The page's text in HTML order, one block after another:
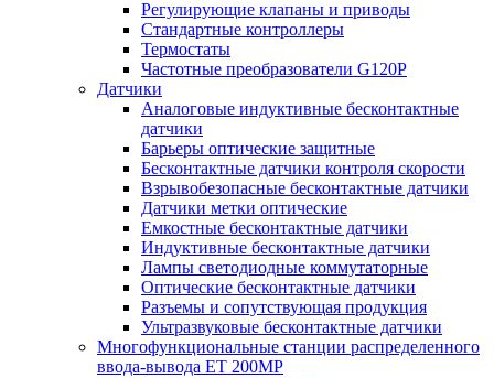
Регулирующие клапаны и приводы
Стандартные контроллеры
Термостаты
Частотные преобразователи G120P
Датчики
Аналоговые индуктивные бесконтактные
датчики
Барьеры оптические защитные
Бесконтактные датчики контроля скорости
Взрывобезопасные бесконтактные датчики
Датчики метки оптические
Емкостные бесконтактные датчики
Индуктивные бесконтактные датчики
Лампы светодиодные коммутаторные
Оптические бесконтактные датчики
Разъемы и сопутствующая продукция
Ультразвуковые бесконтактные датчики
Многофункциональные станции распределенного
ввода-вывода ET 200MP